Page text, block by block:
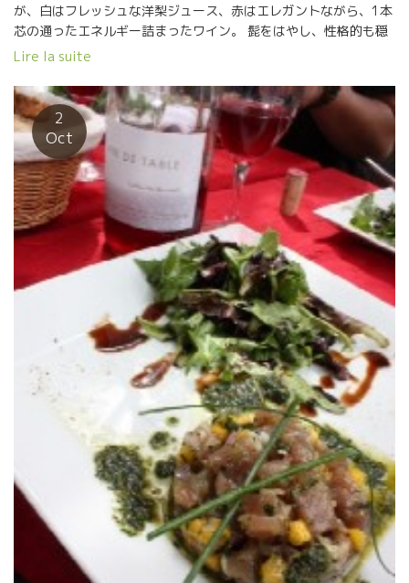
が、白はフレッシュな洋梨ジュース、赤はエレガントながら、1本
芯の通ったエネルギー詰まったワイン。 髭をはやし、性格的も穏
やかになった感じのセナ。旨し！ ★Thomas Picot –
ンテージを持参。このエレガントなミネラル感がたまらない。繊
細なシャブリ。余韻の塩気が心地良い。 ★Mas Haut BUIS
ラングドックの標高500mにぶどう畑を持つマス・オー・ビュイ。
オリヴィエも昔は凝縮度たっぷり、新樽たっぷりのワインを造っ
ていたが、今やマセラシオンカルボニックで、樽の使用も減ら
し、素晴らしいバランスのワインを造っている。
★Cosmic(スペイン) この自然派巨匠溢れるサロンで、ひときわ輝
いていたのが、スペインのコスミック。 ザルバは見ての通り、チ
ベットあたりの修行僧のような雰囲気。 無駄の無い、かつまさに
宇宙のエネルギーの流れ詰まった、研ぎ澄まされたワイン。 カリ
ニャン・ノワール、ブラン、グリのキュヴェ、オンカリダスは、
もうワインを超えた飲料。 ちょうどMas Pellisserマス・ペリセー
ルのOriol Artigasオリオルも試飲会に来ており、ザルバと熱く語
りあっていた。 今からのスペイン自然派を引っ張っていく、輝く
2人だ！ ★Christophe Pueyo サンテミリオンのクリスト
フ・プエヨもセミヨンのアンフォラのキャヴェなど、いろいろ挑
戦。マセラシオンする事で、セミヨンの苦味、アロマが、より複
雑に表現されている。 赤は安心感溢れるバランス。
★Mas de Mon Père コート・ド・マルペールのマス・ド・モンペ
ール！今や日本に取り扱いが無いのが残念。。。 彼もMCをセパー
ジュによって取り入れ、マセラシオン期間も以前より短くし、綺
麗で果実味溢れるワインを造っている。 ★Marcel
Richaud マルセル・リショーのスタンドは息子のトマが担当。ま
さに熟度あり、アルコール感ありながら、それを果実で包むマル
セル・マジック。 巨匠のワインだ。 ★Catherine
Lire la suite
2
Oct